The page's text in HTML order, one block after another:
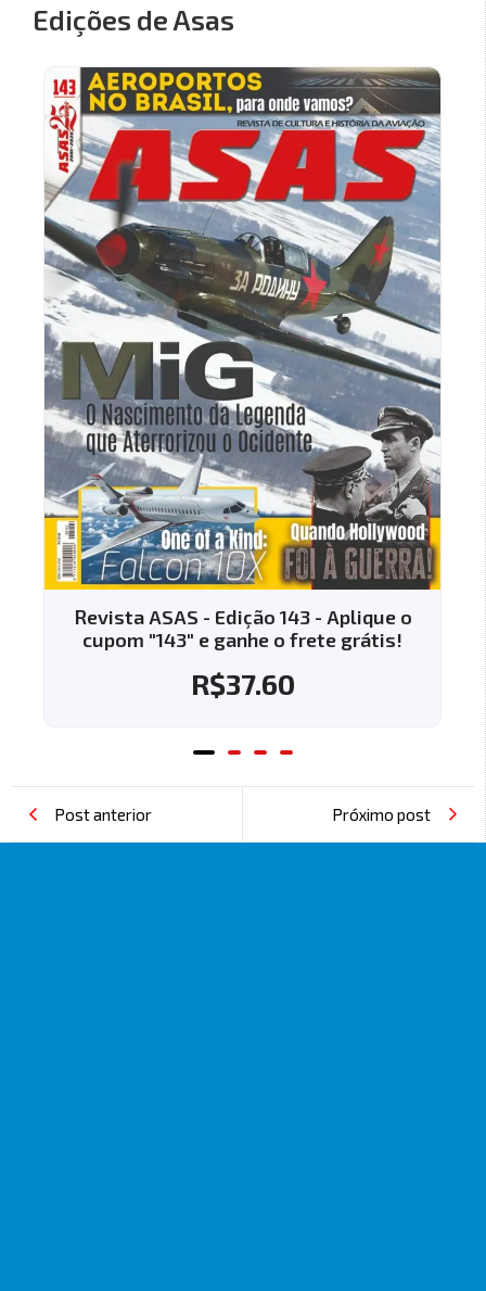
Edições de Asas
- Edição 143 - Aplique o
e ganhe o frete grátis!
Revista ASAS -
cupom "144"
Post anterior Próximo post